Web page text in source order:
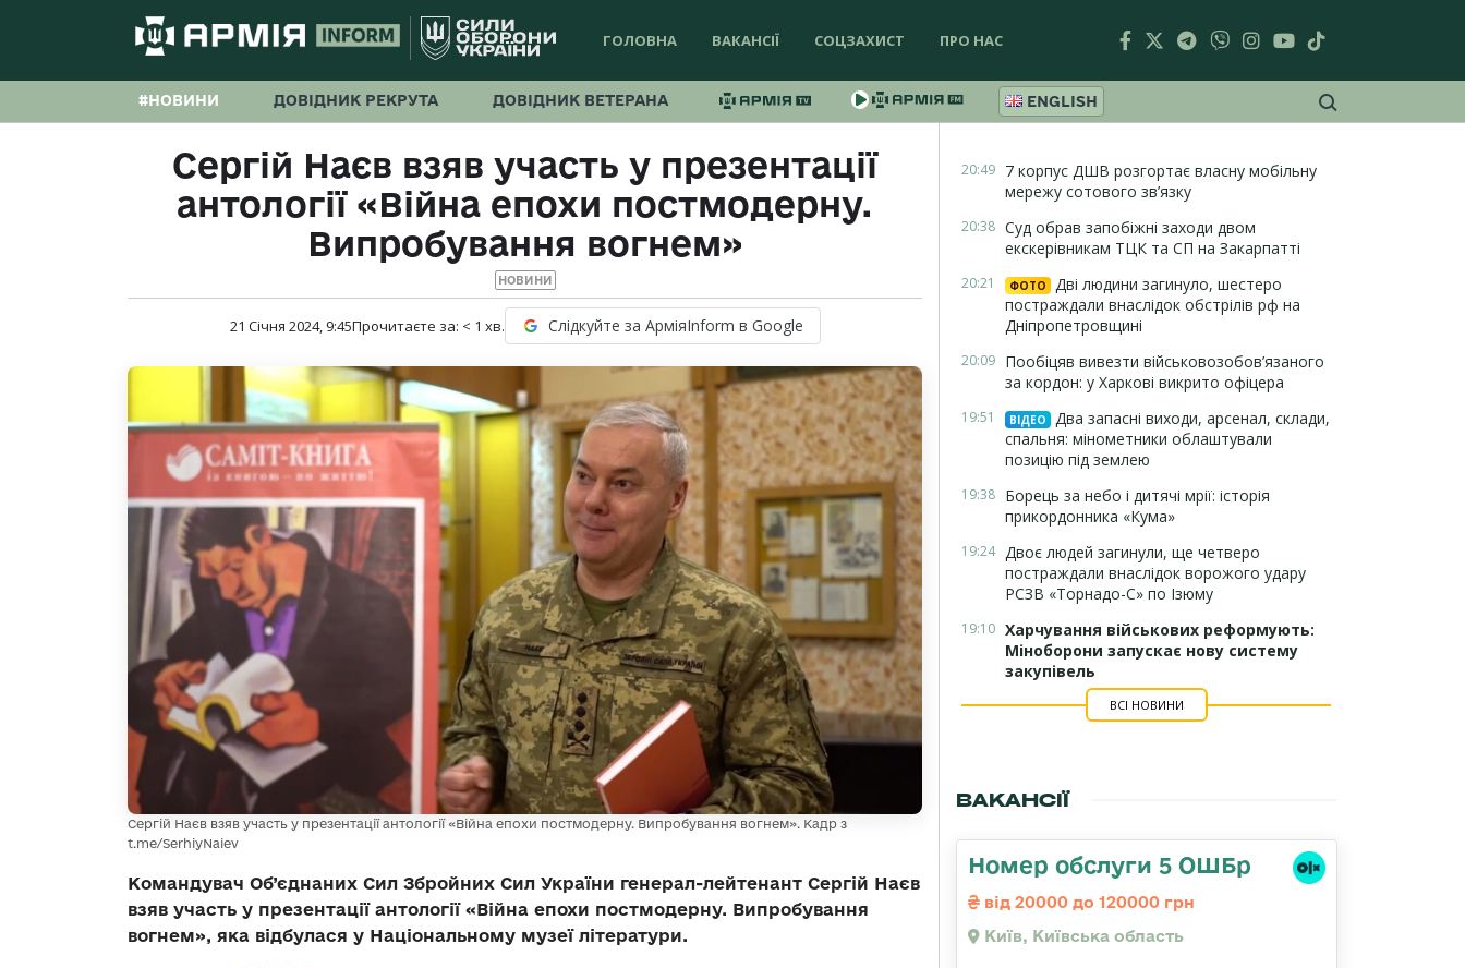
ГОЛОВНА ВАКАНСІЇ СОЦЗАХИСТ ПРО НАС
#НОВИНИ ДОВІДНИК РЕКРУТА ДОВІДНИК ВЕТЕРАНА ENGLISH
Сергій Наєв взяв участь у презентації
антології «Війна епохи постмодерну.
Випробування вогнем»
НОВИНИ
21 Січня 2024, 9:45Прочитаєте за: < 1 хв. Слідкуйте за АрміяInform в Google
Сергій Наєв взяв участь у презентації антології «Війна епохи постмодерну. Випробування вогнем». Кадр з
t.me/SerhiyNaiev
Командувач Об’єднаних Сил Збройних Сил України генерал-лейтенант Сергій Наєв
взяв участь у презентації антології «Війна епохи постмодерну. Випробування
вогнем», яка відбулася у Національному музеї літератури.
20:49 7 корпус ДШВ розгортає власну мобільну
мережу сотового зв’язку
20:38 Суд обрав запобіжні заходи двом
екскерівникам ТЦК та СП на Закарпатті
20:21 ФОТО
Дві людини загинуло, шестеро
постраждали внаслідок обстрілів рф на
Дніпропетровщині
20:09 Пообіцяв вивезти військовозобов’язаного
за кордон: у Харкові викрито офіцера
19:51 ВІДЕО
Два запасні виходи, арсенал, склади,
спальня: мінометники облаштували
позицію під землею
19:38 Борець за небо і дитячі мрії: історія
прикордонника «Кума»
19:24 Двоє людей загинули, ще четверо
постраждали внаслідок ворожого удару
РСЗВ «Торнадо-С» по Ізюму
19:10 Харчування військових реформують:
Міноборони запускає нову систему
закупівель
ВСІ НОВИНИ
ВАКАНСІЇ
Номер обслуги 5 ОШБр
від 20000 до 120000 грн
Київ, Київська область